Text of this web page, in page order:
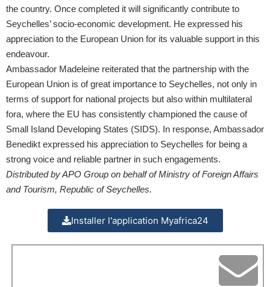
the country. Once completed it will significantly contribute to
Seychelles’ socio-economic development. He expressed his
appreciation to the European Union for its valuable support in this
endeavour.
Ambassador Madeleine reiterated that the partnership with the
European Union is of great importance to Seychelles, not only in
terms of support for national projects but also within multilateral
fora, where the EU has consistently championed the cause of
Small Island Developing States (SIDS). In response, Ambassador
Benedikt expressed his appreciation to Seychelles for being a
strong voice and reliable partner in such engagements.
Distributed by APO Group on behalf of Ministry of Foreign Affairs
and Tourism, Republic of Seychelles.
Installer l'application Myafrica24